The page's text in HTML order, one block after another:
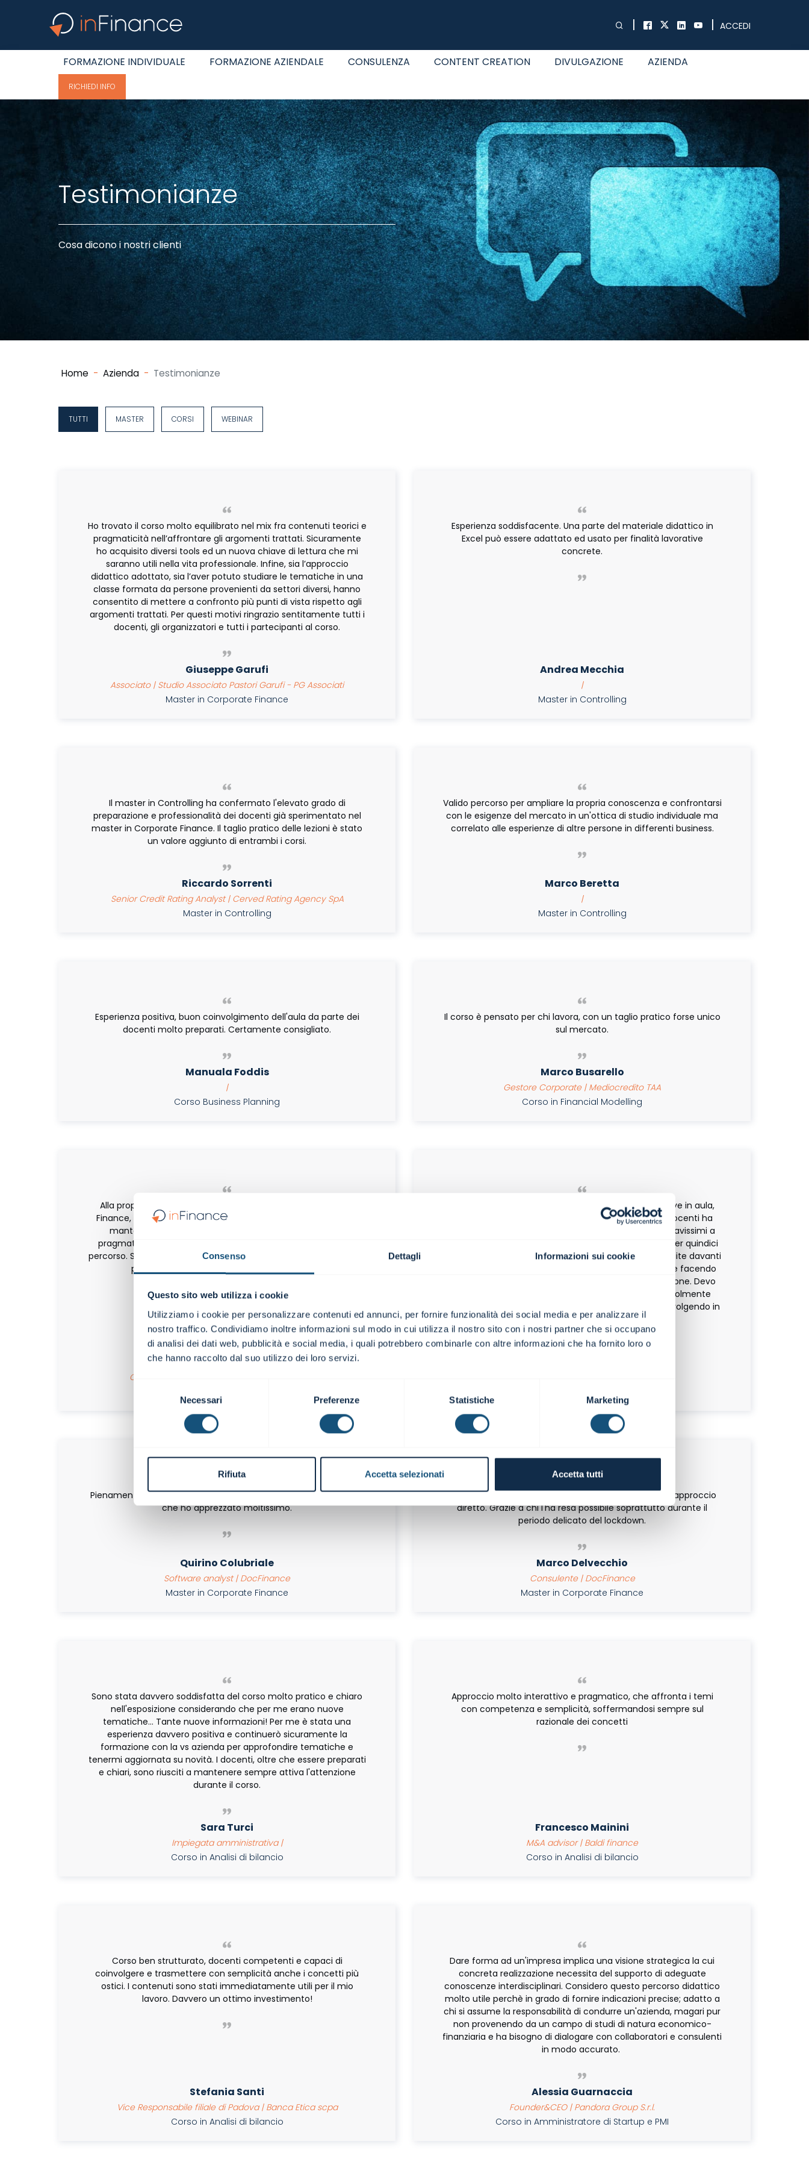
Consenso Dettagli Informazioni sui cookie
Questo sito web utilizza i cookie
Utilizziamo i cookie per personalizzare contenuti ed annunci, per fornire funzionalità dei social media e per analizzare il
nostro traffico. Condividiamo inoltre informazioni sul modo in cui utilizza il nostro sito con i nostri partner che si occupano
di analisi dei dati web, pubblicità e social media, i quali potrebbero combinarle con altre informazioni che ha fornito loro o
che hanno raccolto dal suo utilizzo dei loro servizi.
Necessari Preferenze Statistiche Marketing
Rifiuta Accetta selezionati Accetta tutti
| | ACCEDI
FORMAZIONE INDIVIDUALE FORMAZIONE AZIENDALE CONSULENZA CONTENT CREATION DIVULGAZIONE AZIENDA
RICHIEDI INFO
Testimonianze
Cosa dicono i nostri clienti
Home Azienda Testimonianze
TUTTI MASTER CORSI WEBINAR
Ho trovato il corso molto equilibrato nel mix fra contenuti teorici e
pragmaticità nell’affrontare gli argomenti trattati. Sicuramente
ho acquisito diversi tools ed un nuova chiave di lettura che mi
saranno utili nella vita professionale. Infine, sia l’approccio
didattico adottato, sia l’aver potuto studiare le tematiche in una
classe formata da persone provenienti da settori diversi, hanno
consentito di mettere a confronto più punti di vista rispetto agli
argomenti trattati. Per questi motivi ringrazio sentitamente tutti i
docenti, gli organizzatori e tutti i partecipanti al corso.
Giuseppe Garufi
Associato | Studio Associato Pastori Garufi - PG Associati
Master in Corporate Finance
Esperienza soddisfacente. Una parte del materiale didattico in
Excel può essere adattato ed usato per finalità lavorative
concrete.
Andrea Mecchia
|
Master in Controlling
Il master in Controlling ha confermato l'elevato grado di
preparazione e professionalità dei docenti già sperimentato nel
master in Corporate Finance. Il taglio pratico delle lezioni è stato
un valore aggiunto di entrambi i corsi.
Riccardo Sorrenti
Senior Credit Rating Analyst | Cerved Rating Agency SpA
Master in Controlling
Valido percorso per ampliare la propria conoscenza e confrontarsi
con le esigenze del mercato in un'ottica di studio individuale ma
correlato alle esperienze di altre persone in differenti business.
Marco Beretta
|
Master in Controlling
Esperienza positiva, buon coinvolgimento dell'aula da parte dei
docenti molto preparati. Certamente consigliato.
Manuala Foddis
|
Corso Business Planning
Il corso è pensato per chi lavora, con un taglio pratico forse unico
sul mercato.
Marco Busarello
Gestore Corporate | Mediocredito TAA
Corso in Financial Modelling
Alla proposta aziendale di poter seguir il master in Corporate
Finance, non ho avuto assoluto dubbi; l'entusiasmo iniziale si è
mantenuto fino all'ultima lezione. La professionalità e la
pragmaticità sono le parole chiavi che caratterizzano questo
percorso. Si è infatti rilevata un'ottima opportunità di conoscenza
per approfondire temi assolutamente attuali.
Elena Dante
Consulente di tesoreria applicata | DocFinance
Il covid purtroppo ci ha privato della partecipazione live in aula,
ma la competenza e l'abilità di comunicazione dei docenti ha
fatto sì che la differenza non si notasse. Sono stati bravissimi a
tenere alta l'attenzione a distanza (otto ore di corso per quindici
giornate sono piuttosto intense se devono essere seguite davanti
ad un monitor) interagendo costantemente con noi e facendo
domande su quanto veniva affrontato durante la lezione. Devo
dire che le mie conoscenze in materia si sono notevolmente
arricchite, soprattutto in funzione del lavoro che sto svolgendo in
questo periodo.
Pienamente soddisfatto del percorso! Il taglio pratico è un valore
che ho apprezzato moltissimo.
Quirino Colubriale
Software analyst | DocFinance
Master in Corporate Finance
Un'esperienza formativa davvero piacevole e con un approccio
diretto. Grazie a chi l'ha resa possibile soprattutto durante il
periodo delicato del lockdown.
Marco Delvecchio
Consulente | DocFinance
Master in Corporate Finance
Sono stata davvero soddisfatta del corso molto pratico e chiaro
nell'esposizione considerando che per me erano nuove
tematiche... Tante nuove informazioni! Per me è stata una
esperienza davvero positiva e continuerò sicuramente la
formazione con la vs azienda per approfondire tematiche e
tenermi aggiornata su novità. I docenti, oltre che essere preparati
e chiari, sono riusciti a mantenere sempre attiva l'attenzione
durante il corso.
Sara Turci
Impiegata amministrativa |
Corso in Analisi di bilancio
Approccio molto interattivo e pragmatico, che affronta i temi
con competenza e semplicità, soffermandosi sempre sul
razionale dei concetti
Francesco Mainini
M&A advisor | Baldi finance
Corso in Analisi di bilancio
Corso ben strutturato, docenti competenti e capaci di
coinvolgere e trasmettere con semplicità anche i concetti più
ostici. I contenuti sono stati immediatamente utili per il mio
lavoro. Davvero un ottimo investimento!
Stefania Santi
Vice Responsabile filiale di Padova | Banca Etica scpa
Corso in Analisi di bilancio
Dare forma ad un'impresa implica una visione strategica la cui
concreta realizzazione necessita del supporto di adeguate
conoscenze interdisciplinari. Considero questo percorso didattico
molto utile perchè in grado di fornire indicazioni precise; adatto a
chi si assume la responsabilità di condurre un'azienda, magari pur
non provenendo da un campo di studi di natura economico-
finanziaria e ha bisogno di dialogare con collaboratori e consulenti
in modo accurato.
Alessia Guarnaccia
Founder&CEO | Pandora Group S.r.l.
Corso in Amministratore di Startup e PMI